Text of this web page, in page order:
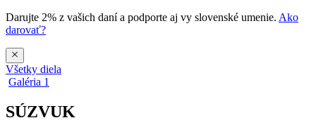
Darujte 2% z vašich daní a podporte aj vy slovenské umenie. Ako
darovať?
Všetky diela
Galéria 1
SÚZVUK